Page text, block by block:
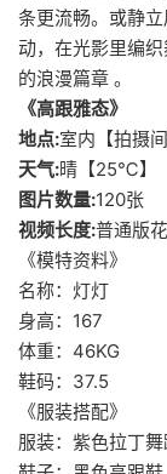
条更流畅。或静
动，在光影里编
的浪漫篇章 。
《高跟雅态》
地点:室内【拍摄间
天气:晴【25℃】
图片数量:120张
视频长度:普通版
《模特资料》
名称：灯灯
身高：167
体重：46KG
鞋码：37.5
《服装搭配》
服装：紫色拉丁舞